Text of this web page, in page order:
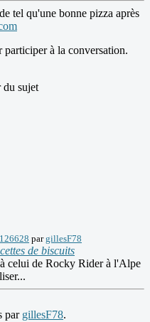
tel qu'une bonne pizza après
participer à la conversation.
du sujet
pargillesF78
de biscuits
celui de Rocky Rider à l'Alpe
par gillesF78.